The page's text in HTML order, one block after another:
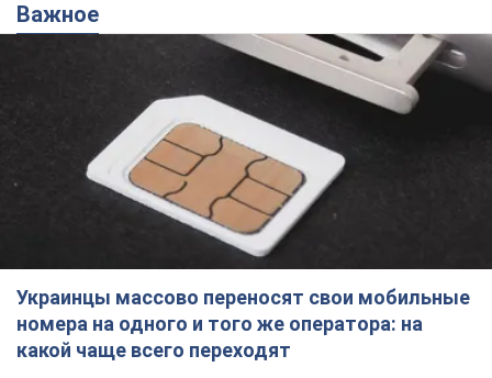
Важное
Украинцы массово переносят свои мобильные
номера на одного и того же оператора: на
какой чаще всего переходят